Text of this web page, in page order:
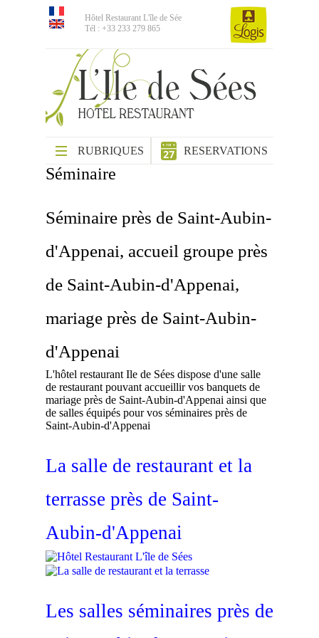
Hôtel Restaurant L'île de Sée
Tél : +33 233 279 865
RUBRIQUES RESERVATIONS
Séminaire
Séminaire près de Saint-Aubin-
d'Appenai, accueil groupe près
de Saint-Aubin-d'Appenai,
mariage près de Saint-Aubin-
d'Appenai
L'hôtel restaurant Ile de Sées dispose d'une salle
de restaurant pouvant accueillir vos banquets de
mariage près de Saint-Aubin-d'Appenai ainsi que
de salles équipés pour vos séminaires près de
Saint-Aubin-d'Appenai
La salle de restaurant et la
terrasse près de Saint-
Aubin-d'Appenai
Les salles séminaires près de